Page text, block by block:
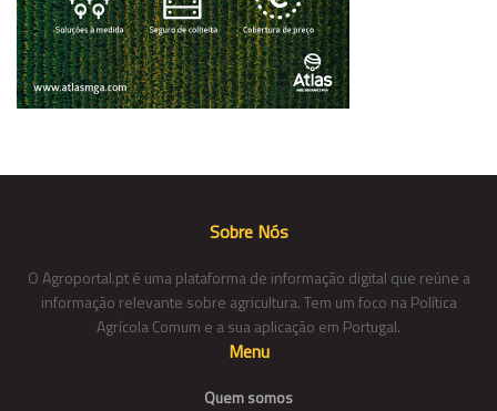
Sobre Nós
O Agroportal.pt é uma plataforma de informação digital que reúne a
informação relevante sobre agricultura. Tem um foco na Política
Agrícola Comum e a sua aplicação em Portugal.
Menu
Quem somos